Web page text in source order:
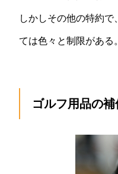
しかしその他の特約
ては色々と制限がある。
ゴルフ用品の補